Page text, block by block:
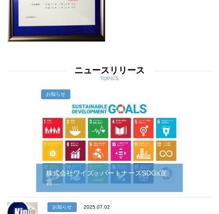
ニュースリリース
TOPICS
お知らせ
株式会社ワイズ・パートナーズSDGs宣
言…
お知らせ 2025.07.02